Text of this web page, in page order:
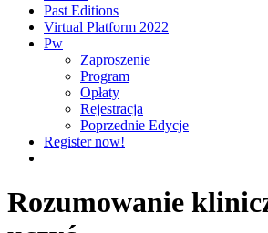
Past Editions
Virtual Platform 2022
Pw
Zaproszenie
Program
Opłaty
Rejestracja
Poprzednie Edycje
Register now!
Rozumowanie